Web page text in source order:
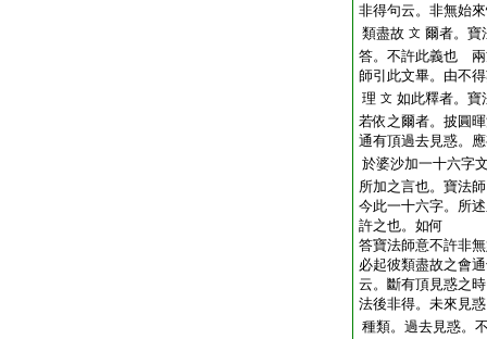
非得句云。非無始
類盡故 文 爾者。寶
答。不許此義也 兩
師引此文畢。由不
理 文 如此釋者。寶
若依之爾者。披圓
通有頂過去見惑。
於婆沙加一十六字
所加之言也。寶法
今此一十六字。所
許之也。如何
答寶法師意不許非
必起彼類盡故之會
云。斷有頂見惑之
法後非得。未來見
種類。過去見惑。